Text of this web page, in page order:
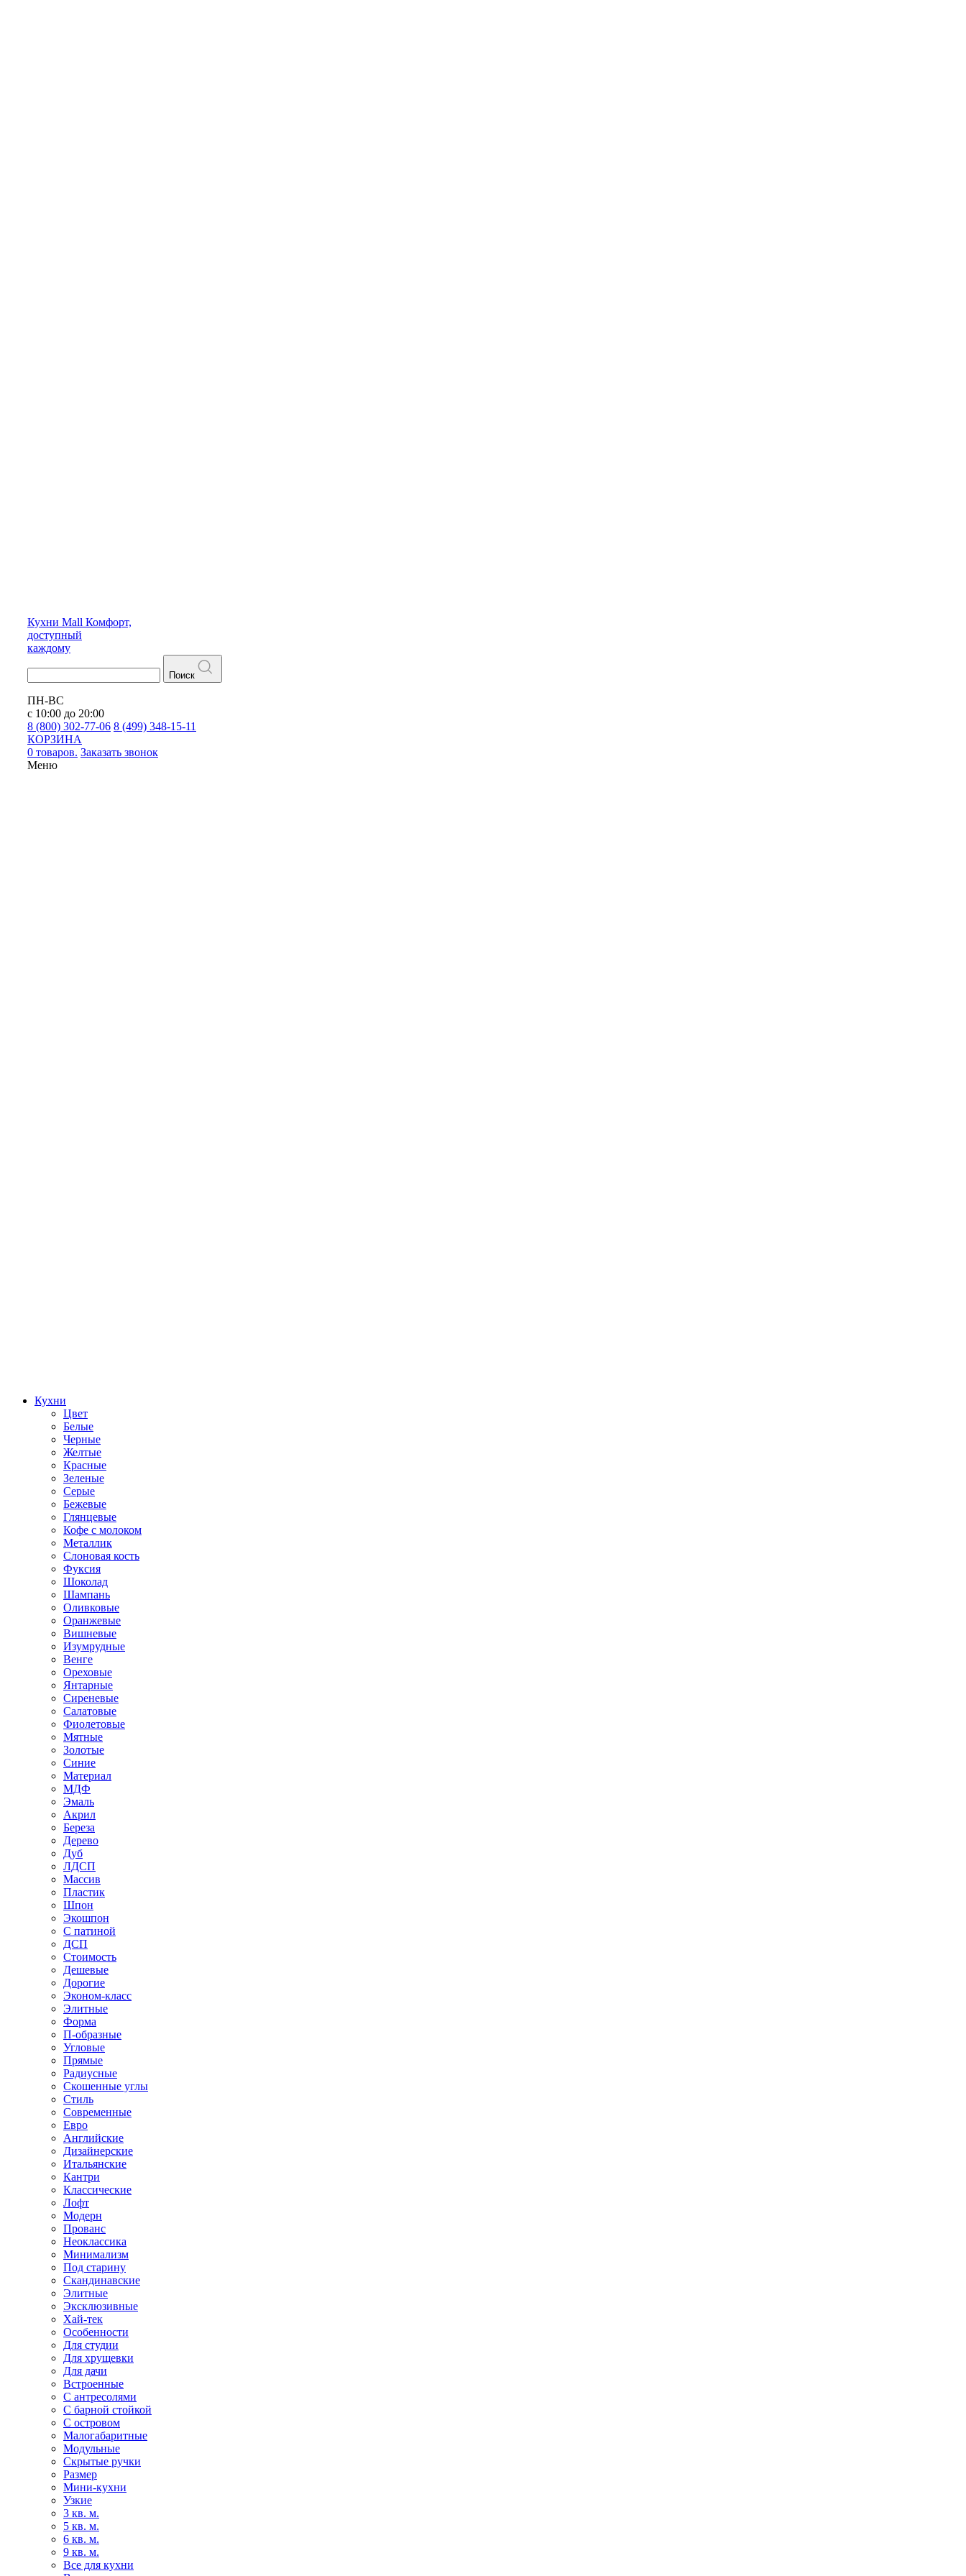
Кухни Mall Комфорт,
доступный
каждому
Поиск
ПН-ВС
с 10:00 до 20:00
8 (800) 302-77-06 8 (499) 348-15-11
КОРЗИНА
0 товаров. Заказать звонок
Меню
Кухни
Цвет
Белые
Черные
Желтые
Красные
Зеленые
Серые
Бежевые
Глянцевые
Кофе с молоком
Металлик
Слоновая кость
Фуксия
Шоколад
Шампань
Оливковые
Оранжевые
Вишневые
Изумрудные
Венге
Ореховые
Янтарные
Сиреневые
Салатовые
Фиолетовые
Мятные
Золотые
Синие
Материал
МДФ
Эмаль
Акрил
Береза
Дерево
Дуб
ЛДСП
Массив
Пластик
Шпон
Экошпон
С патиной
ДСП
Стоимость
Дешевые
Дорогие
Эконом-класс
Элитные
Форма
П-образные
Угловые
Прямые
Радиусные
Скошенные углы
Стиль
Современные
Евро
Английские
Дизайнерские
Итальянские
Кантри
Классические
Лофт
Модерн
Прованс
Неоклассика
Минимализм
Под старину
Скандинавские
Элитные
Эксклюзивные
Хай-тек
Особенности
Для студии
Для хрущевки
Для дачи
Встроенные
С антресолями
С барной стойкой
С островом
Малогабаритные
Модульные
Скрытые ручки
Размер
Мини-кухни
Узкие
3 кв. м.
5 кв. м.
6 кв. м.
9 кв. м.
Все для кухни